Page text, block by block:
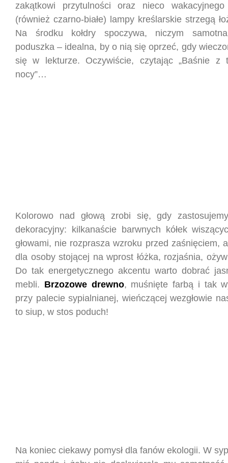
zakątkowi przytulności oraz nieco
(również czarno-białe) lampy kreślarskie strzegą
Na środku kołdry spoczywa, niczym
poduszka – idealna, by o nią się oprzeć, gdy
się w lekturze. Oczywiście, czytając „Baśnie z
nocy”…
Kolorowo nad głową zrobi się, gdy
dekoracyjny: kilkanaście barwnych kółek
głowami, nie rozprasza wzroku przed zaśnięciem,
dla osoby stojącej na wprost łóżka, rozjaśnia,
Do tak energetycznego akcentu warto dobrać
mebli. Brzozowe drewno, muśnięte farbą i tak
przy palecie sypialnianej, wieńczącej wezgłowie
to siup, w stos poduch!
Na koniec ciekawy pomysł dla fanów ekologii. W